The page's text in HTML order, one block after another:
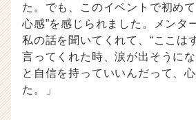
た。でも、このイベントで初め
心感”を感じられました。メンタ
私の話を聞いてくれて、“ここは
言ってくれた時、涙が出そうに
と自信を持っていいんだって、
た。」